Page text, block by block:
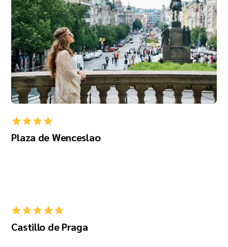
Plaza de Wenceslao
Castillo de Praga